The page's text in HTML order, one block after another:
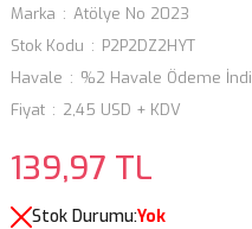
Marka
Atölye No 2023
Stok Kodu
P2P2DZ2HYT
Havale
%2 Havale Ödeme
Fiyat
2,45 USD + KDV
139,97 TL
Stok Durumu:Yok